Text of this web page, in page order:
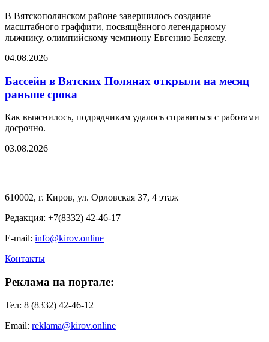
В Вятскополянском районе завершилось создание
масштабного граффити, посвящённого легендарному
лыжнику, олимпийскому чемпиону Евгению Беляеву.
04.08.2026
Бассейн в Вятских Полянах открыли на месяц
раньше срока
Как выяснилось, подрядчикам удалось справиться с работами
досрочно.
03.08.2026
610002, г. Киров, ул. Орловская 37, 4 этаж
Редакция: +7(8332) 42-46-17
E-mail: info@kirov.online
Контакты
Реклама на портале:
Тел: 8 (8332) 42-46-12
Email: reklama@kirov.online